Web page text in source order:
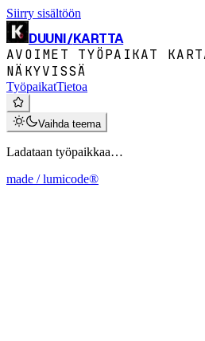
Siirry sisältöön
DUUNI/KARTTA
AVOIMET TYÖPAIKAT
NÄKYVISSÄ
TyöpaikatTietoa
Vaihda teema
Ladataan työpaikkaa…
made / lumicode®